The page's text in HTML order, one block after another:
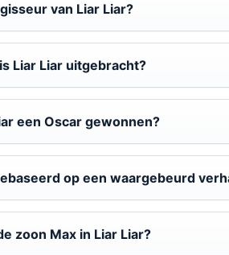
van Liar Liar?
Liar Liar uitgebracht?
een Oscar gewonnen?
op een waargebeurd
zoon Max in Liar Liar?